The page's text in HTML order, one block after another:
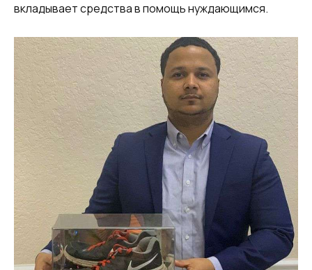
вкладывает средства в помощь нуждающимся.